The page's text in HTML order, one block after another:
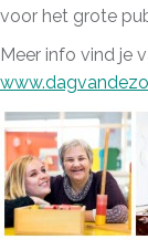
voor het grote
Meer info vind je